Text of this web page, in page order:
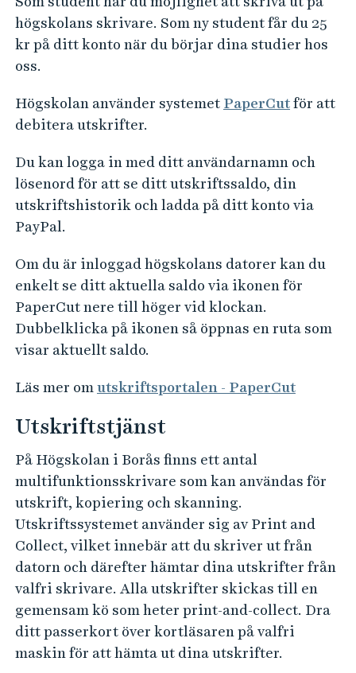
e
högskolans skrivare. Som ny student får du 25
kr på ditt konto när du börjar dina studier hos
oss.
Högskolan använder systemet PaperCutför att
debitera utskrifter.
Du kan logga in med ditt användarnamn och
lösenord för att se ditt utskriftssaldo, din
utskriftshistorik och ladda på ditt konto via
PayPal.
Om du är inloggad högskolans datorer kan du
enkelt se ditt aktuella saldo via ikonen för
PaperCut nere till höger vid klockan.
Dubbelklicka på ikonen så öppnas en ruta som
visar aktuellt saldo.
Läs mer om utskriftsportalen - PaperCut
Utskriftstjänst
På Högskolan i Borås finns ett antal
multifunktionsskrivare som kan användas för
utskrift, kopiering och skanning.
Utskriftssystemet använder sig av Print and
Collect, vilket innebär att du skriver ut från
datorn och därefter hämtar dina utskrifter från
valfri skrivare. Alla utskrifter skickas till en
gemensam kö som heter print-and-collect. Dra
ditt passerkort över kortläsaren på valfri
maskin för att hämta ut dina utskrifter.